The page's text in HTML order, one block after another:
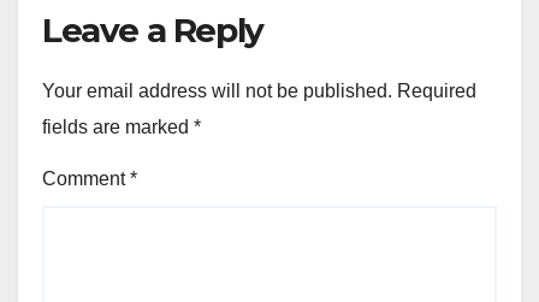
Leave a Reply
Your email address will not be published. Required
fields are marked *
Comment*